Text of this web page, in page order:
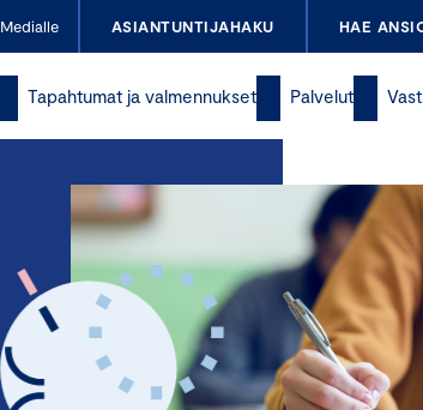
Medialle ASIANTUNTIJAHAKU HAE
Tapahtumat ja valmennukset Palvelut